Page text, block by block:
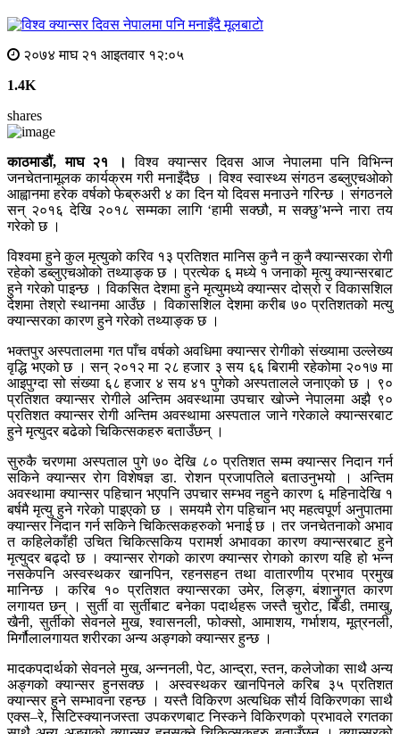
मूलबाटाे
२०७४ माघ २१ आइतवार १२:०५
1.4K
shares
काठमाडौं, माघ २१ ।
विश्व क्यान्सर दिवस आज नेपालमा पनि विभिन्न
जनचेतनामूलक कार्यक्रम गरी मनाइँदैछ । विश्व स्वास्थ्य संगठन डब्लुएचओको
आह्वानमा हरेक वर्षको फेब्रुअरी ४ का दिन यो दिवस मनाउने गरिन्छ । संगठनले
सन् २०१६ देखि २०१८ सम्मका लागि ‘हामी सक्छौ, म सक्छु’भन्ने नारा तय
गरेको छ ।
विश्वमा हुने कुल मृत्युको करिव १३ प्रतिशत मानिस कुनै न कुनै क्यान्सरका रोगी
रहेको डब्लुएचओको तथ्याङ्क छ । प्रत्येक ६ मध्ये १ जनाको मृत्यु क्यान्सरबाट
हुने गरेको पाइन्छ । विकसित देशमा हुने मृत्युमध्ये क्यान्सर दोस्रो र विकासशिल
देशमा तेश्रो स्थानमा आउँछ । विकासशिल देशमा करीब ७० प्रतिशतको मत्यु
क्यान्सरका कारण हुने गरेको तथ्याङ्क छ ।
भक्तपुर अस्पतालमा गत पाँच वर्षको अवधिमा क्यान्सर रोगीको संख्यामा उल्लेख्य
वृद्धि भएको छ । सन् २०१२ मा २८ हजार ३ सय ६६ बिरामी रहेकोमा २०१७ मा
आइपुग्दा सो संख्या ६८ हजार ४ सय ४१ पुगेको अस्पतालले जनाएको छ । ९०
प्रतिशत क्यान्सर रोगीले अन्तिम अवस्थामा उपचार खोज्ने नेपालमा अझै ९०
प्रतिशत क्यान्सर रोगी अन्तिम अवस्थामा अस्पताल जाने गरेकाले क्यान्सरबाट
हुने मृत्युदर बढेको चिकित्सकहरु बताउँछन् ।
सुरुकै चरणमा अस्पताल पुगे ७० देखि ८० प्रतिशत सम्म क्यान्सर निदान गर्न
सकिने क्यान्सर रोग विशेषज्ञ डा. रोशन प्रजापतिले बताउनुभयो । अन्तिम
अवस्थामा क्यान्सर पहिचान भएपनि उपचार सम्भव नहुने कारण ६ महिनादेखि १
बर्षमै मृत्यु हुने गरेको पाइएको छ । समयमै रोग पहिचान भए महत्वपूर्ण अनुपातमा
क्यान्सर निदान गर्न सकिने चिकित्सकहरुको भनाई छ । तर जनचेतनाको अभाव
त कहिलेकाँही उचित चिकित्सकिय परामर्श अभावका कारण क्यान्सरबाट हुने
मृत्युदर बढ्दो छ । क्यान्सर रोगको कारण क्यान्सर रोगको कारण यहि हो भन्न
नसकेपनि अस्वस्थकर खानपिन, रहनसहन तथा वातारणीय प्रभाव प्रमुख
मानिन्छ । करिब १० प्रतिशत क्यान्सरका उमेर, लिङ्ग, बंशानुगत कारण
लगायत छन् । सुर्ती वा सुर्तीबाट बनेका पदार्थहरू जस्तै चुरोट, बिँडी, तमाखु,
खैनी, सुर्तीको सेवनले मुख, श्वासनली, फोक्सो, आमाशय, गर्भाशय, मूत्रनली,
मिर्गौलालगायत शरीरका अन्य अङ्गको क्यान्सर हुन्छ ।
मादकपदार्थको सेवनले मुख, अन्ननली, पेट, आन्द्रा, स्तन, कलेजोका साथै अन्य
अङ्गको क्यान्सर हुनसक्छ । अस्वस्थकर खानपिनले करिब ३५ प्रतिशत
क्यान्सर हुने सम्भावना रहन्छ । यस्तै विकिरण अत्यधिक सौर्य विकिरणका साथै
एक्स–रे, सिटिस्क्यानजस्ता उपकरणबाट निस्कने विकिरणको प्रभावले रगतका